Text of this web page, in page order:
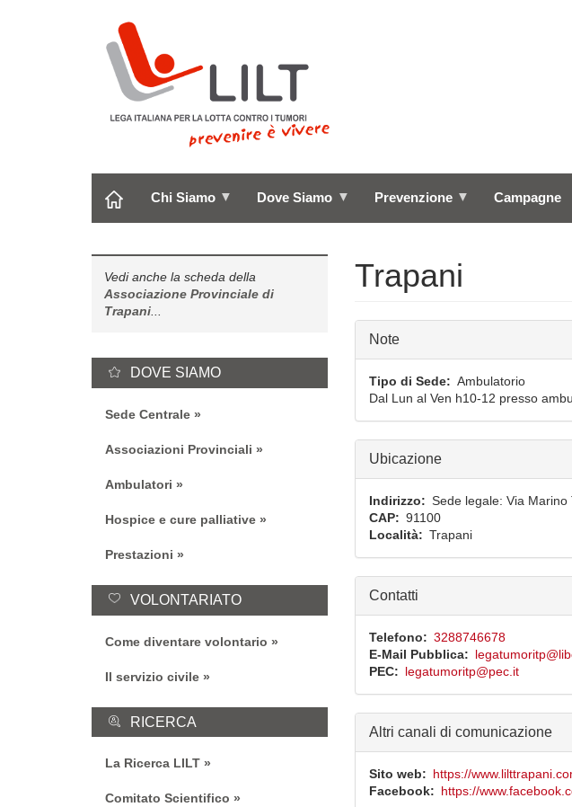
Chi Siamo Dove Siamo Prevenzione Campagne
Vedi anche la scheda della
Associazione Provinciale di
Trapani
DOVE SIAMO
Sede Centrale
Associazioni Provinciali
Ambulatori
Hospice e cure palliative
Prestazioni
VOLONTARIATO
Come diventare volontario
Il servizio civile
RICERCA
La Ricerca LILT
Comitato Scientifico
Trapani
Note
Tipo di Sede
Ambulatorio
Dal Lun al Ven h10-12 presso
Ubicazione
Indirizzo
Sede legale: Via
CAP
91100
Località
Trapani
Contatti
Telefono
3288746678
E-Mail Pubblica
PEC
legatumoritp@pec.it
Altri canali di comunicazione
Sito web
https://
Facebook
https://